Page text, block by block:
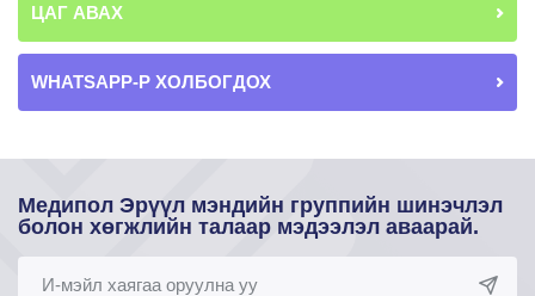
ЦАГ АВАХ
WHATSAPP-Р ХОЛБОГДОХ
Медипол Эрүүл мэндийн группийн шинэчлэл
болон хөгжлийн талаар мэдээлэл аваарай.